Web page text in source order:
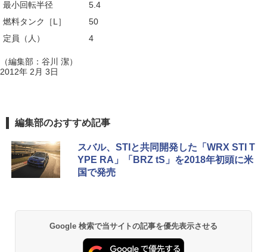
最小回転半径
5.4
燃料タンク［L］
50
定員（人）
4
（編集部：谷川 潔）
2012年 2月 3日
編集部のおすすめ記事
スバル、STIと共同開発した「WRX STI T
YPE RA」「BRZ tS」を2018年初頭に米
国で発売
Google 検索で当サイトの記事を優先表示させる